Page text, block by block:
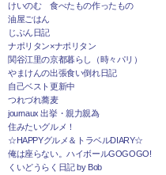
けいのむ 食べたもの作ったもの
油屋ごはん
じぶん日記
ナポリタン×ナポリタン
関谷江里の京都暮らし（時々パリ）
やまけんの出張食い倒れ日記
自己ベスト更新中
つれづれ蕎麦
journaux 出挙・親力親為
住みたいグルメ！
☆HAPPYグルメ＆トラベルDIARY☆
俺は座らない。ハイボールGOGOGO!
くいどうらく日記 by Bob